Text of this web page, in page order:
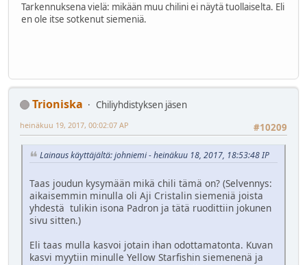
Tarkennuksena vielä: mikään muu chilini ei näytä tuollaiselta. Eli
en ole itse sotkenut siemeniä.
Trioniska
Chiliyhdistyksen jäsen
#10209
heinäkuu 19, 2017, 00:02:07 AP
Lainaus käyttäjältä: johniemi - heinäkuu 18, 2017, 18:53:48 IP
Taas joudun kysymään mikä chili tämä on? (Selvennys:
aikaisemmin minulla oli Aji Cristalin siemeniä joista
yhdestä tulikin isona Padron ja tätä ruodittiin jokunen
sivu sitten.)
Eli taas mulla kasvoi jotain ihan odottamatonta. Kuvan
kasvi myytiin minulle Yellow Starfishin siemenenä ja